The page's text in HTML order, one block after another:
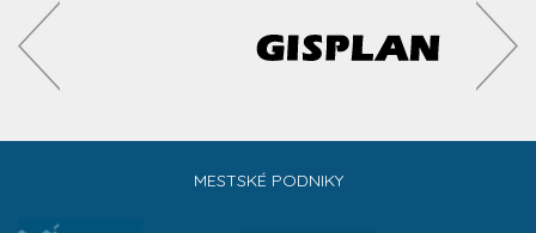
MESTSKÉ PODNIKY